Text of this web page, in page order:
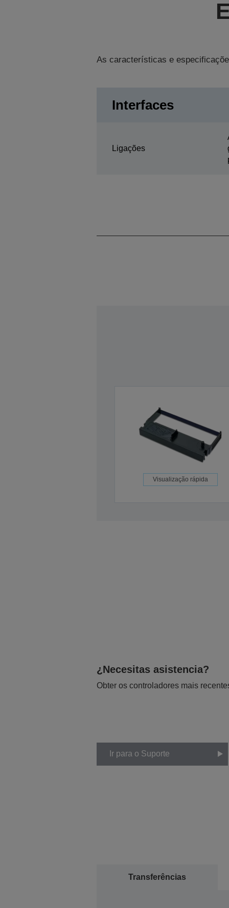
As características e
Interfaces
Ligações
Visualização rápida
¿Necesitas asistencia?
Obter os controladores mais
Ir para o Suporte
Transferências